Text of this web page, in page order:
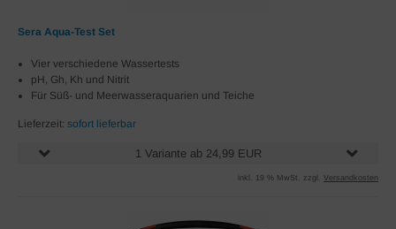
Sera Aqua-Test Set
Vier verschiedene Wassertests
pH, Gh, Kh und Nitrit
Für Süß- und Meerwasseraquarien und Teiche
Lieferzeit: sofort lieferbar
1 Variante ab 24,99 EUR
inkl. 19 % MwSt. zzgl. Versandkosten